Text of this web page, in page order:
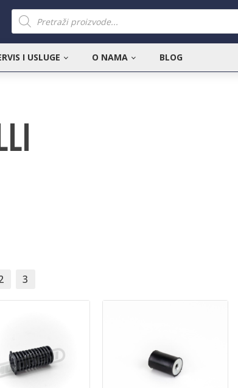
Products
search
I USLUGE O NAMA BLOG
3